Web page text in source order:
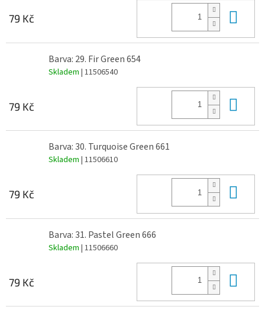
79 Kč
Barva: 29. Fir Green 654
Skladem | 11506540
79 Kč
Barva: 30. Turquoise Green 661
Skladem | 11506610
79 Kč
Barva: 31. Pastel Green 666
Skladem | 11506660
79 Kč